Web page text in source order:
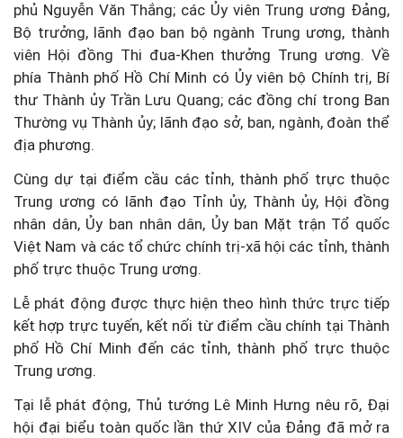
phủ Nguyễn Văn Thắng; các Ủy viên Trung ương Đảng,
Bộ trưởng, lãnh đạo ban bộ ngành Trung ương, thành
viên Hội đồng Thi đua-Khen thưởng Trung ương. Về
phía Thành phố Hồ Chí Minh có Ủy viên bộ Chính trị, Bí
thư Thành ủy Trần Lưu Quang; các đồng chí trong Ban
Thường vụ Thành ủy; lãnh đạo sở, ban, ngành, đoàn thể
địa phương.
Cùng dự tại điểm cầu các tỉnh, thành phố trực thuộc
Trung ương có lãnh đạo Tỉnh ủy, Thành ủy, Hội đồng
nhân dân, Ủy ban nhân dân, Ủy ban Mặt trận Tổ quốc
Việt Nam và các tổ chức chính trị-xã hội các tỉnh, thành
phố trực thuộc Trung ương.
Lễ phát động được thực hiện theo hình thức trực tiếp
kết hợp trực tuyến, kết nối từ điểm cầu chính tại Thành
phố Hồ Chí Minh đến các tỉnh, thành phố trực thuộc
Trung ương.
Tại lễ phát động, Thủ tướng Lê Minh Hưng nêu rõ, Đại
hội đại biểu toàn quốc lần thứ XIV của Đảng đã mở ra